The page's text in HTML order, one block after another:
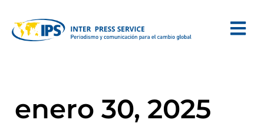
enero 30, 2025